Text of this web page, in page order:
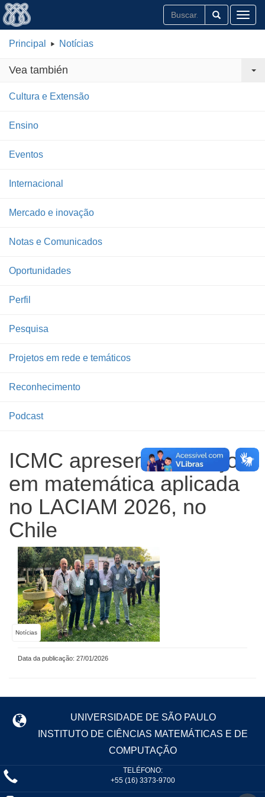
Principal Notícias
Vea también
Cultura e Extensão
Ensino
Eventos
Internacional
Mercado e inovação
Notas e Comunicados
Oportunidades
Perfil
Pesquisa
Projetos em rede e temáticos
Reconhecimento
Podcast
ICMC apresenta avanços
em matemática aplicada
no LACIAM 2026, no
Chile
Notícias
Data da publicação: 27/01/2026
UNIVERSIDADE DE SÃO PAULO
INSTITUTO DE CIÊNCIAS MATEMÁTICAS E DE
COMPUTAÇÃO
TELÉFONO:
+55 (16) 3373-9700